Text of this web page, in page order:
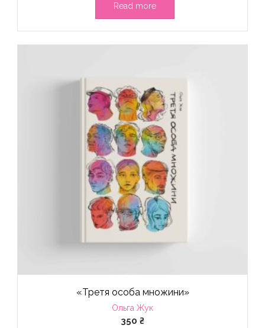
Read more
«Третя особа множини»
Ольга Жук
350 ₴